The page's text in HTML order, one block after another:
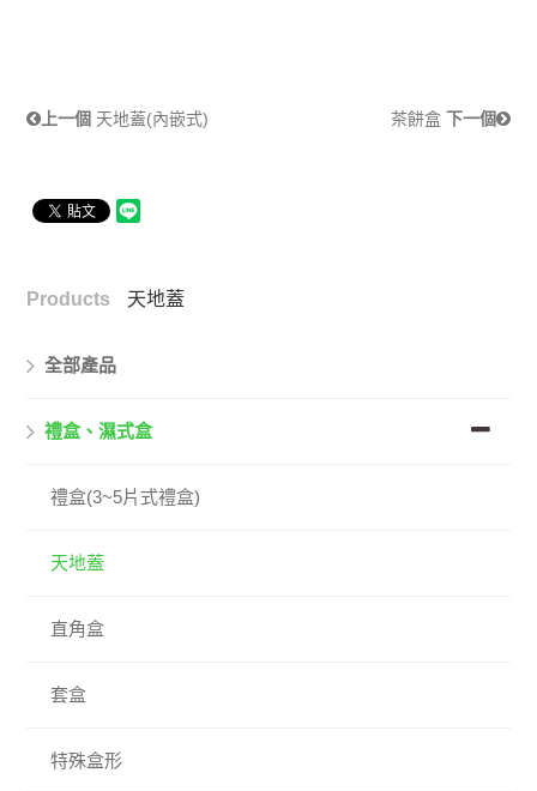
上一個 天地蓋(內嵌式) 茶餅盒 下一個
Products 天地蓋
全部產品
禮盒、濕式盒
禮盒(3~5片式禮盒)
天地蓋
直角盒
套盒
特殊盒形